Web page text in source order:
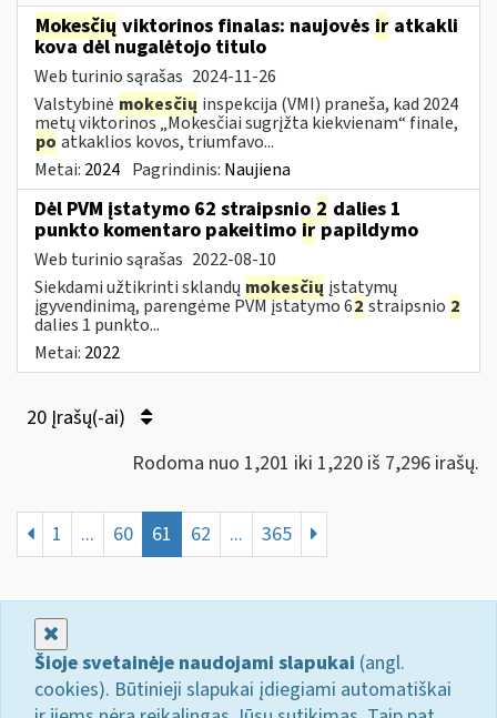
Mokesčių viktorinos finalas: naujovės ir atkakli
kova dėl nugalėtojo titulo
Web turinio sąrašas 2024-11-26
Valstybinė mokesčių inspekcija (VMI) praneša, kad 2024
metų viktorinos „Mokesčiai sugrįžta kiekvienam“ finale,
po atkaklios kovos, triumfavo...
Metai: 2024 Pagrindinis: Naujiena
Dėl PVM įstatymo 62 straipsnio 2 dalies 1
punkto komentaro pakeitimo irpapildymo
Web turinio sąrašas 2022-08-10
Siekdami užtikrinti sklandų mokesčių įstatymų
įgyvendinimą, parengėme PVM įstatymo 62 straipsnio 2
dalies 1 punkto...
Metai: 2022
20 Įrašų(-ai)
Rodoma nuo 1,201 iki 1,220 iš 7,296 irašų.
1 ... 60 61 62 ... 365
Šioje svetainėje naudojami slapukai (angl.
cookies). Būtinieji slapukai įdiegiami automatiškai